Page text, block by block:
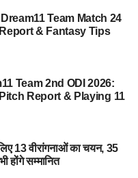
रहा है कि वहां की जमीन
लिए उपयुक्त हैं या नहीं।
नया जीवन
या परिसर तैयार करने की
वाली महिलाओं और बच्चों के
जीवन की जगह उन्हें
वातावरण मिल
Team Match 24
Report & Fantasy Tips
Team 2nd ODI 2026:
Report & Playing 11
13 वीरांगनाओं का चयन, 35
होंगे सम्मानित